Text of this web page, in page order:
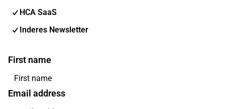
HCA SaaS
Inderes Newsletter
First name
Email address